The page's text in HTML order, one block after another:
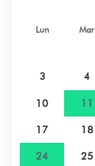
Lun Mar
3 4
10 11
17 18
24 25